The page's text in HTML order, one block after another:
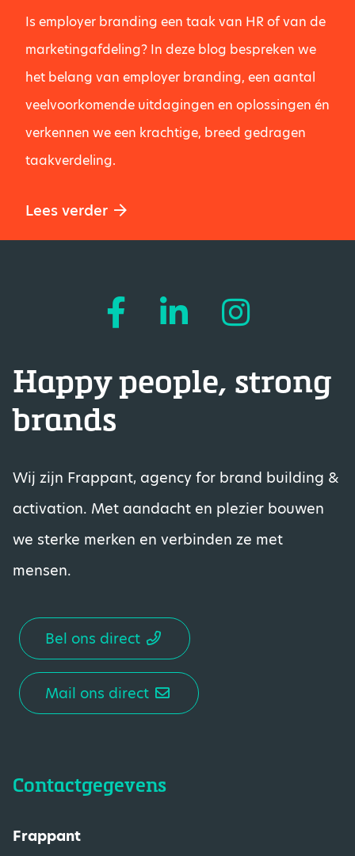
Is employer branding een taak van HR of van de
marketingafdeling? In deze blog bespreken we
het belang van employer branding, een aantal
veelvoorkomende uitdagingen en oplossingen én
verkennen we een krachtige, breed gedragen
taakverdeling.
Lees verder
Happy people, strong
brands
Wij zijn Frappant, agency for brand building &
activation. Met aandacht en plezier bouwen
we sterke merken en verbinden ze met
mensen.
Bel ons direct
Mail ons direct
Contactgegevens
Frappant